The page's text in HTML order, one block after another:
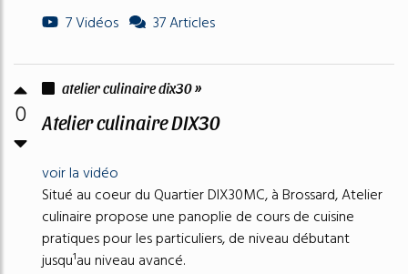
7 Vidéos
37 Articles
0
atelier culinaire dix30 »
Atelier culinaire DIX30
voir la vidéo
Situé au coeur du Quartier DIX30MC, à Brossard, Atelier
culinaire propose une panoplie de cours de cuisine
pratiques pour les particuliers, de niveau débutant
jusqu¹au niveau avancé.